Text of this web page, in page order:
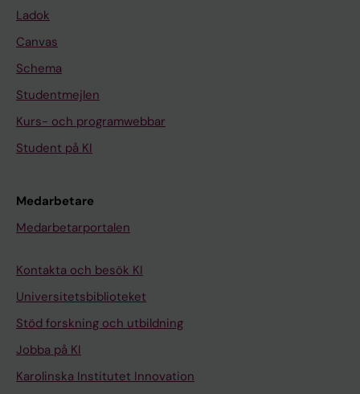
Ladok
Canvas
Schema
Studentmejlen
Kurs- och programwebbar
Student på KI
Medarbetare
Medarbetarportalen
Kontakta och besök KI
Universitetsbiblioteket
Stöd forskning och utbildning
Jobba på KI
Karolinska Institutet Innovation